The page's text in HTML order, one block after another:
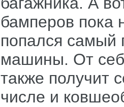
бамперов пока
попался самый
машины. От
также получит
числе и